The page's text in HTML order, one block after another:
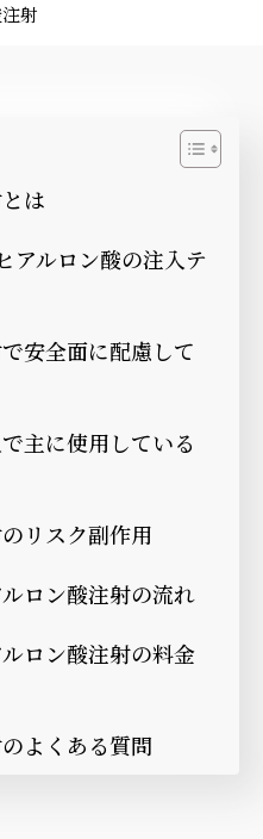
射
は
アルロン酸の注入テ
安全面に配慮して
主に使用している
リスク副作用
ロン酸注射の流れ
ロン酸注射の料金
よくある質問